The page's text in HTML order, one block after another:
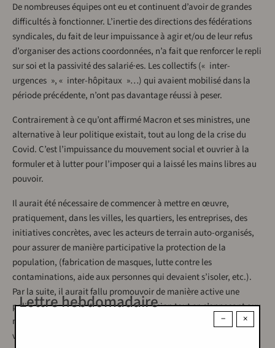
De nombreuses équipes ont eu et continuent d’avoir de grandes
difficultés à fonctionner. L’inertie des directions des fédérations
syndicales, du fait de leur impuissance à agir et/ou de leur refus
d’organiser des actions coordonnées, n’a fait que renforcer le repli
sur soi et la passivité des salarié·es. Les collectifs (« inter-
urgences », « inter-hôpitaux »…) qui avaient mobilisé dans la
période précédente, n’ont pas davantage réussi à peser.
Contrairement à ce qu’ont affirmé Macron et ses ministres, une
alternative à leur politique existait, tout au long de la crise du
Covid. C’est l’impuissance du mouvement social et ouvrier à la
formuler et à lutter pour l’imposer qui a laissé les mains libres au
pouvoir.
Il aurait été nécessaire de commencer à mettre en œuvre,
pratiquement, dans les villes, les quartiers, les entreprises, des
initiatives concrètes, avec les acteurs de terrain auto-organisés,
pour assurer de manière participative la protection de la
population, (fabrication de masques, lutte contre les
contaminations, aide aux personnes qui devaient s’isoler, etc.).
Par la suite, il aurait fallu promouvoir de manière active une
politique de vaccination par la persuasion tout en s’opposant aux
mesures punitives vis-à-vis des personnes non convaincues par la
vaccination.
×
−
Lettre hebdomadaire